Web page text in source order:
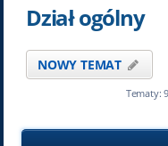
Dział ogólny
NOWY TEMAT
Tematy: